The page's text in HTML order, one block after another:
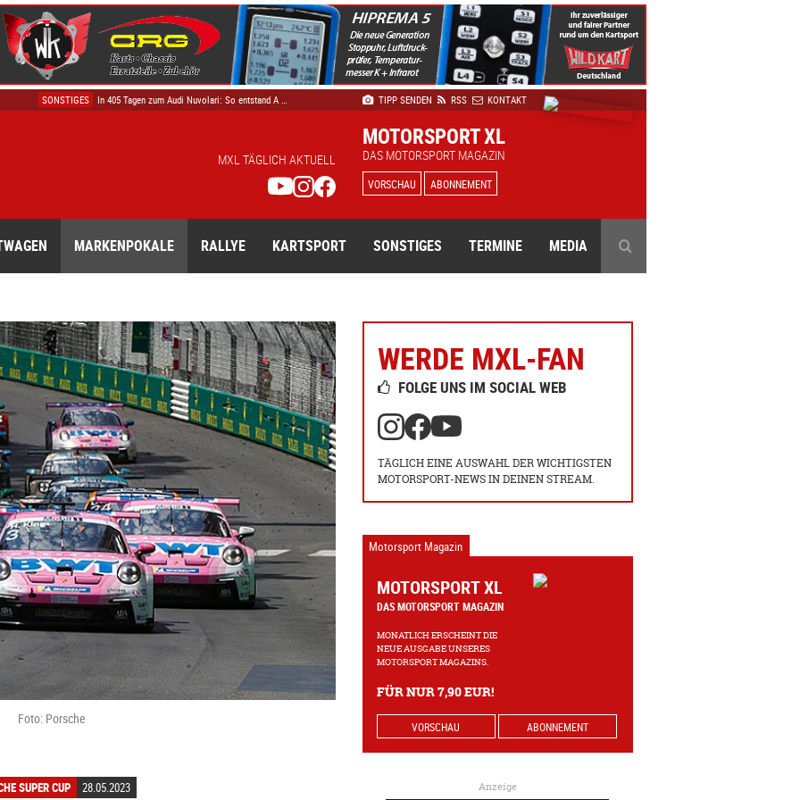
DTM startet am Nürburgring in die heiße Saiso …
SONSTIGES
In 405 Tagen zum Audi Nuvolari: So entstand A …
Starke Teamleistung für Aust Motorsport in Mo …
TIPP SENDEN RSS KONTAKT
MXL TÄGLICH AKTUELL
MOTORSPORT XL
DAS MOTORSPORT MAGAZIN
VORSCHAU ABONNEMENT
MARKENPOKALE RALLYE KARTSPORT SONSTIGES TERMINE MEDIA
Foto: Porsche
SUPER CUP 28.05.2023
WERDE MXL-FAN
FOLGE UNS IM SOCIAL WEB
TÄGLICH EINE AUSWAHL DER WICHTIGSTEN
MOTORSPORT-NEWS IN DEINEN STREAM.
Motorsport Magazin
MOTORSPORT XL
DAS MOTORSPORT MAGAZIN
MONATLICH ERSCHEINT DIE
NEUE AUSGABE UNSERES
MOTORSPORT MAGAZINS.
FÜR NUR 7,90 EUR!
VORSCHAU ABONNEMENT
Anzeige